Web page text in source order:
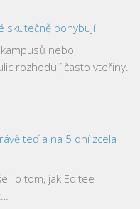
skutečně pohybují
nebo
rozhodují často vteřiny.
teď a na 5 dní zcela
o tom, jak Editee